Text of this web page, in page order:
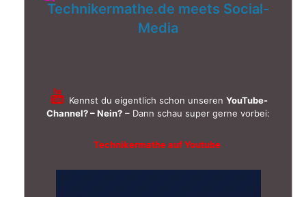
Technikermathe.de meets Social-
Media
Kennst du eigentlich schon unseren YouTube-
Channel? – Nein? – Dann schau super gerne vorbei:
Technikermathe auf Youtube